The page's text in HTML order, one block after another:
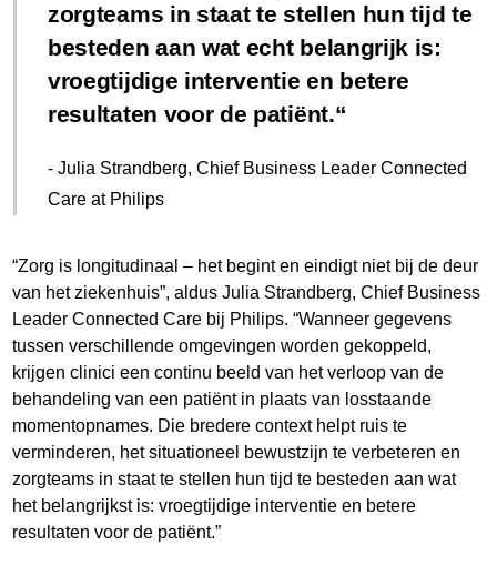
zorgteams in staat te stellen hun tijd te
besteden aan wat echt belangrijk is:
vroegtijdige interventie en betere
resultaten voor de patiënt.
- Julia Strandberg, Chief Business Leader Connected
Care at Philips
“Zorg is longitudinaal – het begint en eindigt niet bij de deur
van het ziekenhuis”, aldus Julia Strandberg, Chief Business
Leader Connected Care bij Philips. “Wanneer gegevens
tussen verschillende omgevingen worden gekoppeld,
krijgen clinici een continu beeld van het verloop van de
behandeling van een patiënt in plaats van losstaande
momentopnames. Die bredere context helpt ruis te
verminderen, het situationeel bewustzijn te verbeteren en
zorgteams in staat te stellen hun tijd te besteden aan wat
het belangrijkst is: vroegtijdige interventie en betere
resultaten voor de patiënt.”